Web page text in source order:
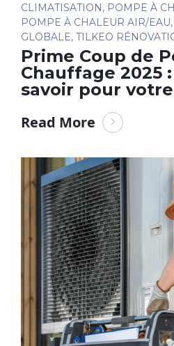
CLIMATISATION, POMPE À
POMPE À CHALEUR AIR/EAU,
GLOBALE, TILKEO
Prime Coup de
Chauffage 2025
savoir pour
Read More